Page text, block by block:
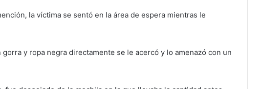
la víctima se sentó en la área de espera mientras le
y ropa negra directamente se le acercó y lo amenazó con un